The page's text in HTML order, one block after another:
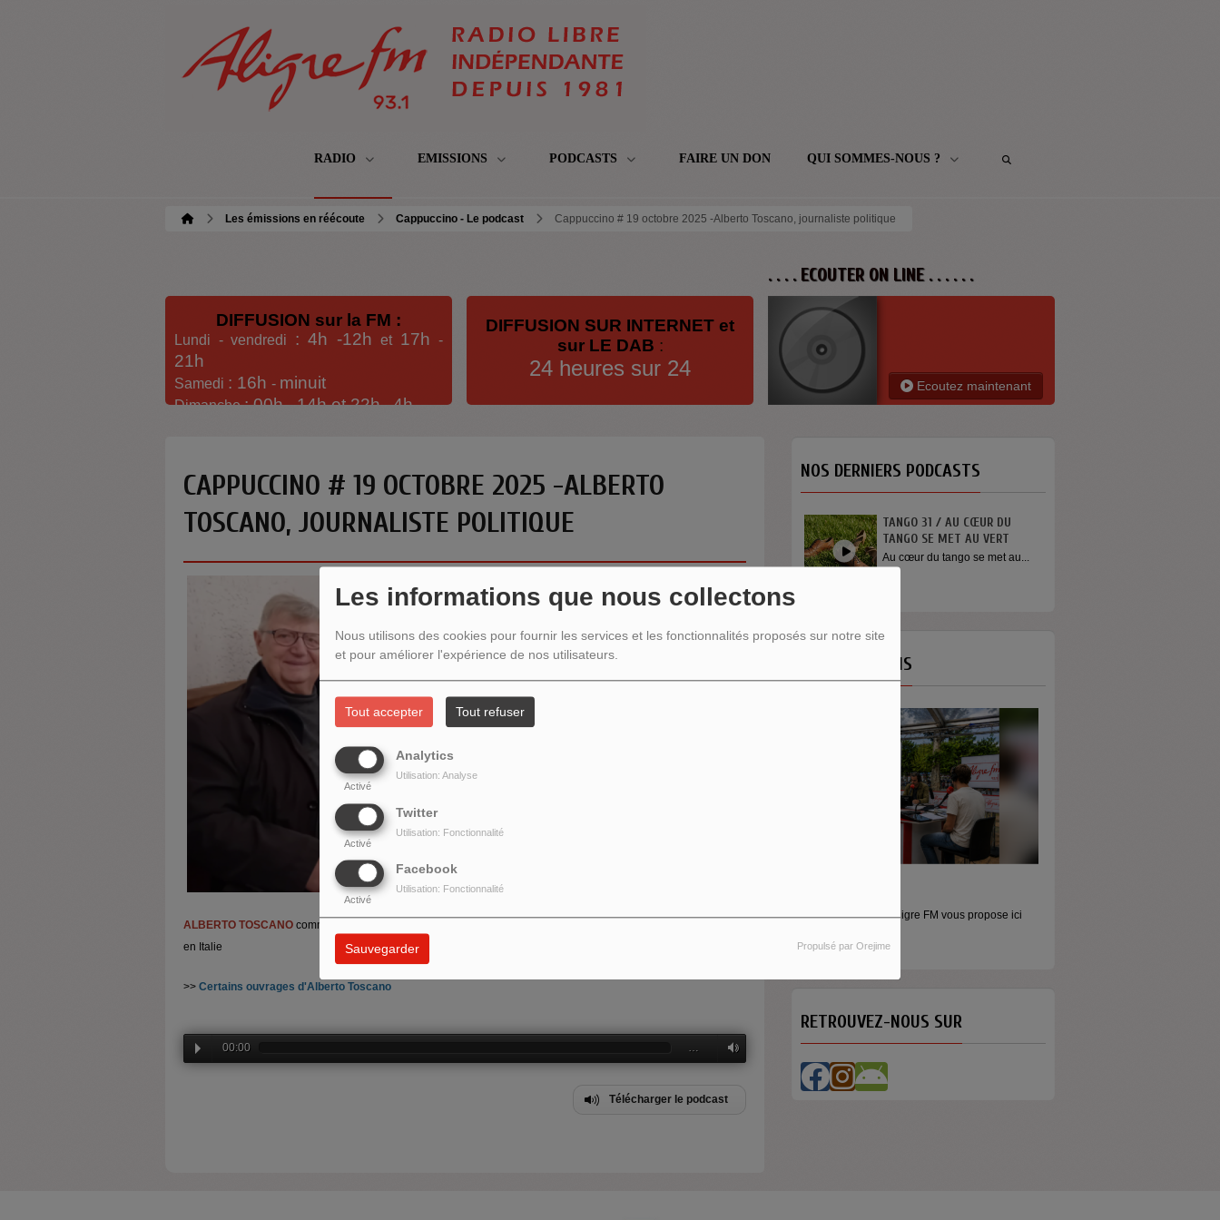
Les informations que nous collectons
Nous utilisons des cookies pour fournir les services et les fonctionnalités proposés sur notre site
et pour améliorer l'expérience de nos utilisateurs.
Tout accepter Tout refuser
Analytics
Activé
Utilisation: Analyse
Twitter
Activé
Utilisation: Fonctionnalité
Facebook
Activé
Utilisation: Fonctionnalité
Sauvegarder Propulsé par Orejime
RADIO EMISSIONS PODCASTS FAIRE UN DON QUI SOMMES-NOUS ?
Les émissions en réécoute Cappuccino - Le podcast Cappuccino # 19 octobre 2025 -Alberto Toscano, journaliste politique
DIFFUSION sur la FM :
Lundi - vendredi : 4h -12h et 17h -
21h
Samedi : 16h - minuit
Dimanche: 00h -14h et 22h-4h
DIFFUSION SUR INTERNET et
sur LE DAB :
24 heures sur 24
. . . . ECOUTER ON LINE . . . . . .
Ecoutez maintenant
CAPPUCCINO # 19 OCTOBRE 2025 -ALBERTO
TOSCANO, JOURNALISTE POLITIQUE
ALBERTO TOSCANO commente l'actualité poltique française actuelle et fait un bilan du gouvernement
en Italie
>> Certains ouvrages d'Alberto Toscano
00:00
Télécharger le podcast
NOS DERNIERS PODCASTS
TANGO 31 / AU CŒUR DU
TANGO SE MET AU VERT
Au cœur du tango se met au...
NOS ÉMISSIONS
Micros baladeurs Aligre FM vous propose ici
RETROUVEZ-NOUS SUR